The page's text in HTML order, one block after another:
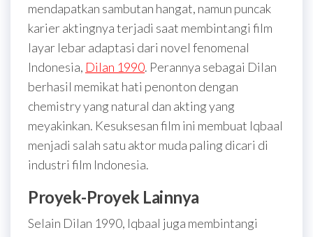
mendapatkan sambutan hangat, namun puncak
karier aktingnya terjadi saat membintangi film
layar lebar adaptasi dari novel fenomenal
Indonesia, Dilan 1990. Perannya sebagai Dilan
berhasil memikat hati penonton dengan
chemistry yang natural dan akting yang
meyakinkan. Kesuksesan film ini membuat Iqbaal
menjadi salah satu aktor muda paling dicari di
industri film Indonesia.
Proyek-Proyek Lainnya
Selain Dilan 1990, Iqbaal juga membintangi